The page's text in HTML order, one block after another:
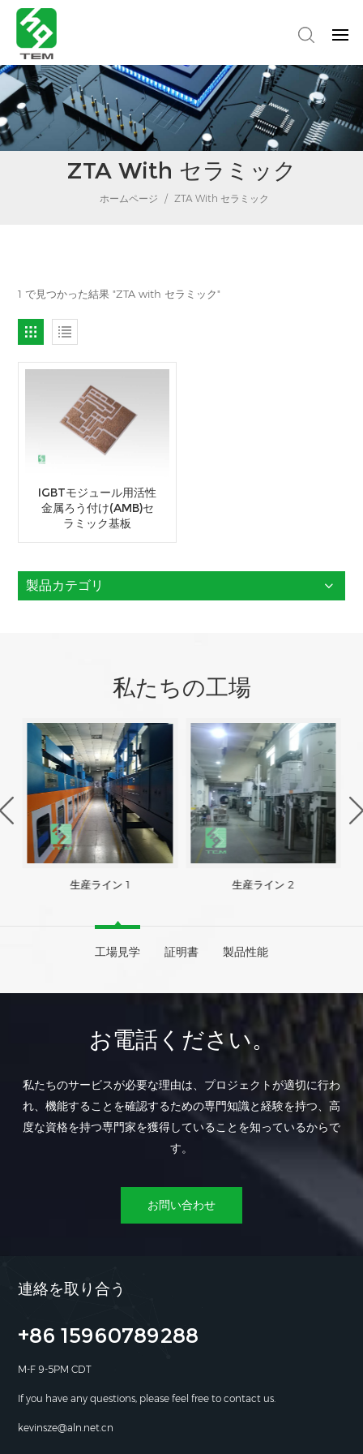
ZTA With セラミック
ホームページ / ZTA With セラミック
1 で見つかった結果 "ZTA with セラミック"
IGBTモジュール用活性
金属ろう付け(AMB)セ
ラミック基板
製品カテゴリ
私たちの工場
生産ライン 1 生産ライン 2
工場見学 証明書 製品性能
お電話ください。
私たちのサービスが必要な理由は、プロジェクトが適切に行わ
れ、機能することを確認するための専門知識と経験を持つ、高
度な資格を持つ専門家を獲得していることを知っているからで
す。
お問い合わせ
連絡を取り合う
+86 15960789288
M-F 9-5PM CDT
If you have any questions, please feel free to contact us.
kevinsze@aln.net.cn